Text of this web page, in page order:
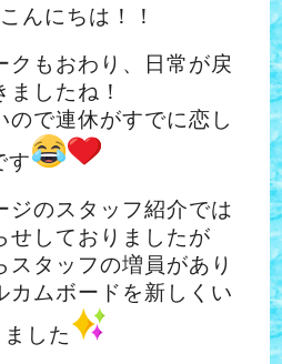
んにちは！！
クもおわり、日常が戻
ましたね！
ので連休がすでに恋し
す
ジのスタッフ紹介では
せしておりましたが
スタッフの増員があり
カムボードを新しくい
した